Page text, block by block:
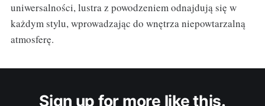
uniwersalności, lustra z powodzeniem odnajdują się w
każdym stylu, wprowadzając do wnętrza niepowtarzalną
atmosferę.
Sign up for more like this.